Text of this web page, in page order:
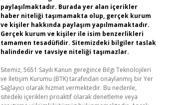
paylaşılmaktadır. Burada yer alan içerikler
haber niteliği taşımamakta olup, gerçek kurum
ve kişiler hakkında paylaşım yapılmamaktadır.
Gerçek kurum ve kişiler ile isim benzerlikleri
tamamen tesadüfidir. Sitemizdeki bilgiler taslak
halindedir ve tavsiye niteliği taşımazlar.
Sitemiz, 5651 Sayılı Kanun gereğince Bilgi Teknolojileri
ve İletişim Kurumu (BTK) tarafından onaylanmış bir Yer
Sağlayıcı olarak hizmet vermektedir. Bu nedenle,
sitedeki içerikleri proaktif olarak denetleme veya